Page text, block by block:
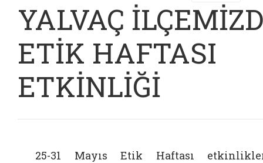
YALVAÇ
ETİK HAFTASI
ETKİNLİĞİ
25-31 Mayıs Etik Haftası